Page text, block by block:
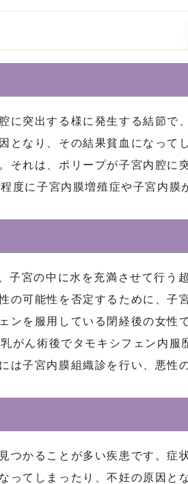
突出する様に発生する結節で
なり、その結果貧血になって
れは、ポリープが子宮内腔に
に子宮内膜増殖症や子宮内膜
子宮の中に水を充満させて行
可能性を否定するために、子
を服用している閉経後の女性
がん術後でタモキシフェン内服
子宮内膜組織診を行い、悪性
つかることが多い疾患です。症
ってしまったり、不妊の原因と